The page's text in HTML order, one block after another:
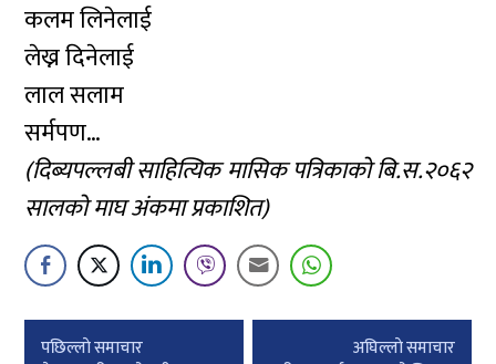
कलम लिनेलाई
लेख्न दिनेलाई
लाल सलाम
सर्मपण…
(दिब्यपल्लबी साहित्यिक मासिक पत्रिकाको बि.स.२०६२
सालको माघ अंकमा प्रकाशित)
Post
पछिल्लाे समाचार
अघिल्लाे समाचार